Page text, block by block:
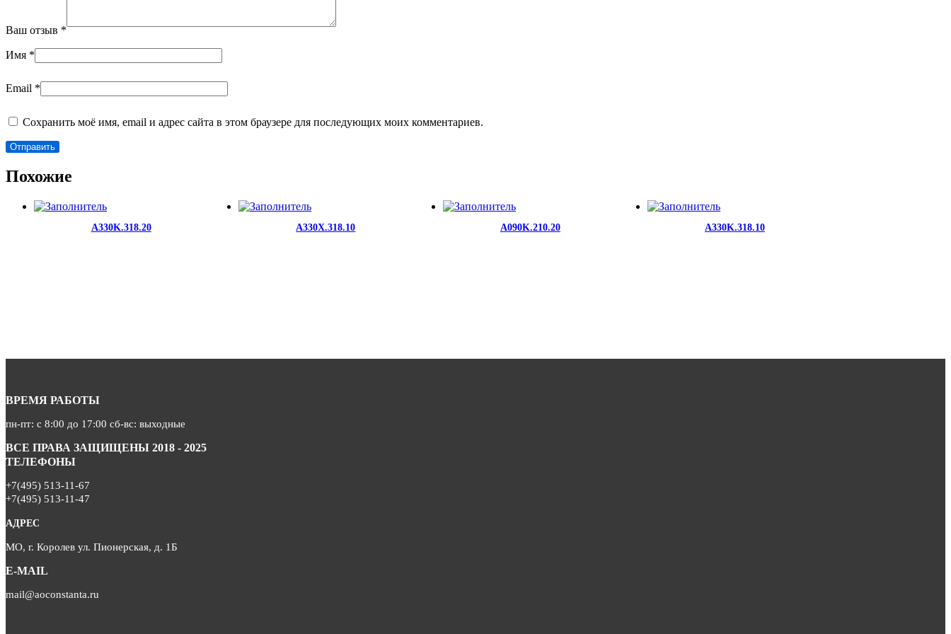
Ваш отзыв *
Имя *
Email *
Сохранить моё имя, email и адрес сайта в этом браузере для последующих моих комментариев.
Похожие
A330K.318.20 A330X.318.10 A090K.210.20 A330K.318.10
ВРЕМЯ РАБОТЫ
пн-пт: с 8:00 до 17:00 сб-вс: выходные
ВСЕ ПРАВА ЗАЩИЩЕНЫ 2018 - 2025
ТЕЛЕФОНЫ
+7(495) 513-11-67
+7(495) 513-11-47
АДРЕС
МО, г. Королев ул. Пионерская, д. 1Б
E-MAIL
mail@aoconstanta.ru